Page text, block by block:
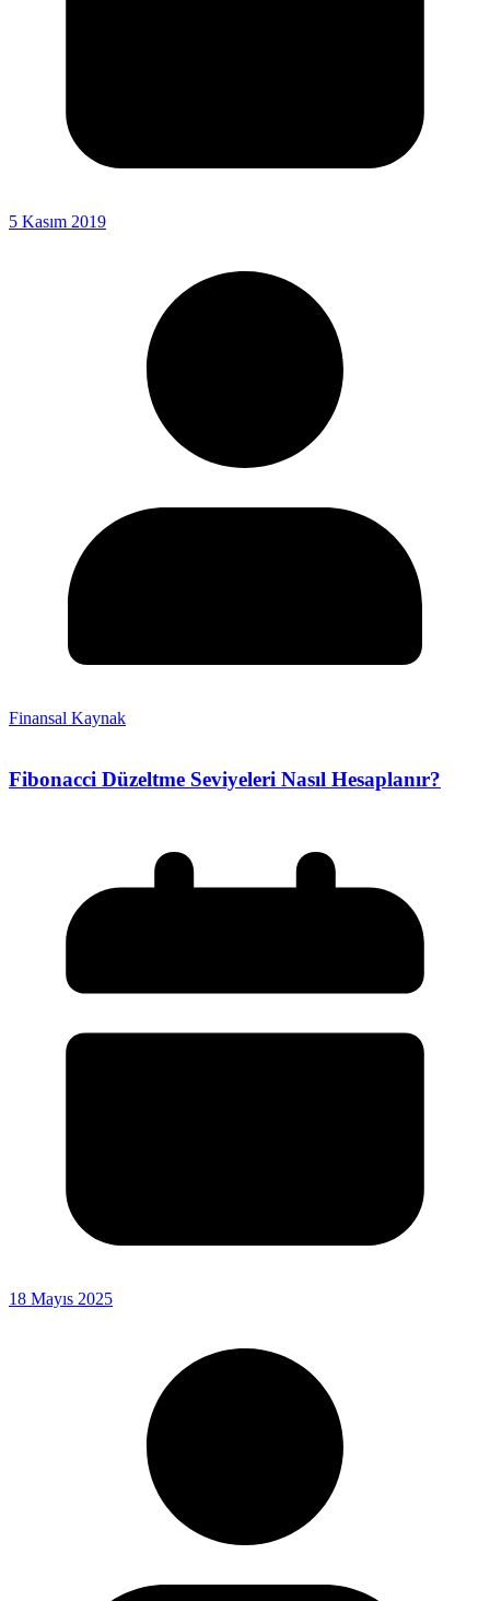
5 Kasım 2019
Finansal Kaynak
Fibonacci Düzeltme Seviyeleri Nasıl Hesaplanır?
18 Mayıs 2025